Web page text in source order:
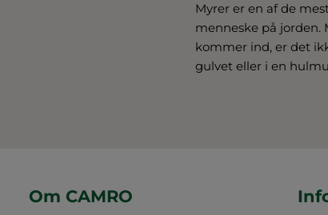
Myrer er en af de
menneske på jorden.
kommer ind, er det
gulvet eller i en
Om CAMRO